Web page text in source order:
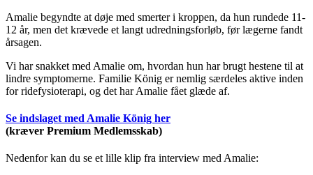
Amalie begyndte at døje med smerter i kroppen, da hun rundede 11-
12 år, men det krævede et langt udredningsforløb, før lægerne fandt
årsagen.
Vi har snakket med Amalie om, hvordan hun har brugt hestene til at
lindre symptomerne. Familie König er nemlig særdeles aktive inden
for ridefysioterapi, og det har Amalie fået glæde af.
Se indslaget med Amalie König her
(kræver Premium Medlemsskab)
Nedenfor kan du se et lille klip fra interview med Amalie: